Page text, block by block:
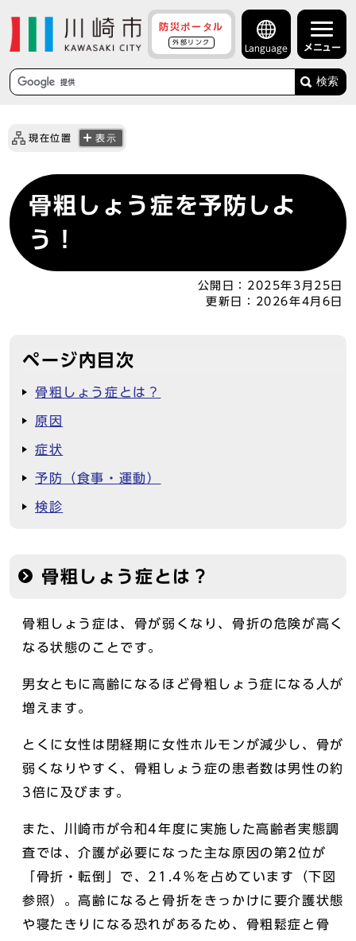
防災ポータル
外部リンク
Language メニュー
検索
現在位置 表示
骨粗しょう症を予防しよ
う！
公開日： 2025年3月25日
更新日：
2026年4月6日
ページ内目次
骨粗しょう症とは？
原因
症状
予防（食事・運動）
検診
骨粗しょう症とは？
骨粗しょう症は、骨が弱くなり、骨折の危険が高く
なる状態のことです。
男女ともに高齢になるほど骨粗しょう症になる人が
増えます。
とくに女性は閉経期に女性ホルモンが減少し、骨が
弱くなりやすく、骨粗しょう症の患者数は男性の約
3倍に及びます。
また、川崎市が令和4年度に実施した高齢者実態調
査では、介護が必要になった主な原因の第2位が
「骨折・転倒」で、21.4％を占めています（下図
参照）。高齢になると骨折をきっかけに要介護状態
や寝たきりになる恐れがあるため、骨粗鬆症と骨